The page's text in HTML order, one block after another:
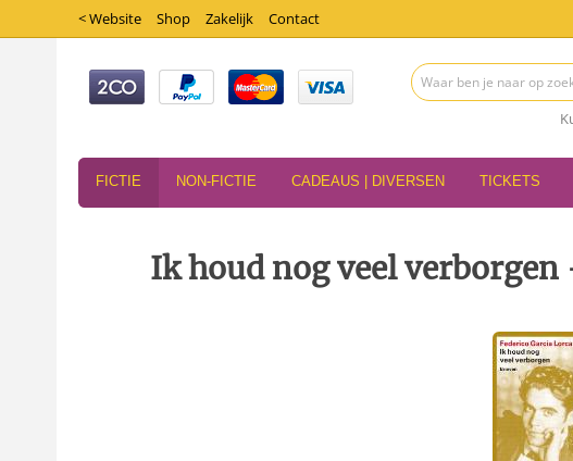
< Website Shop Zakelijk Contact
FICTIE NON-FICTIE CADEAUS | DIVERSEN TICKETS
Ik houd nog veel